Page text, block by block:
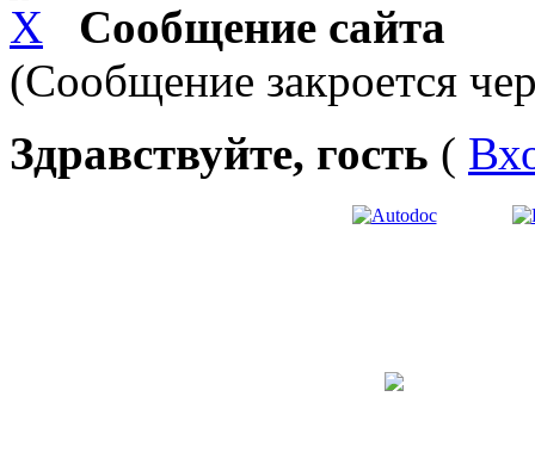
Сообщение сайта
(Сообщение закроется
Здравствуйте, гость (